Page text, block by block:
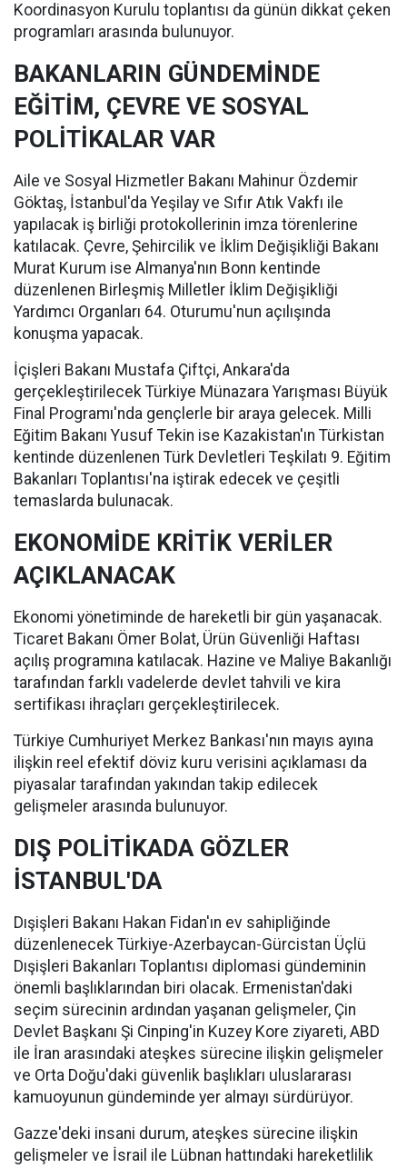
Koordinasyon Kurulu toplantısı da günün dikkat çeken
programları arasında bulunuyor.
BAKANLARIN GÜNDEMİNDE
EĞİTİM, ÇEVRE VE SOSYAL
POLİTİKALAR VAR
Aile ve Sosyal Hizmetler Bakanı Mahinur Özdemir
Göktaş, İstanbul'da Yeşilay ve Sıfır Atık Vakfı ile
yapılacak iş birliği protokollerinin imza törenlerine
katılacak. Çevre, Şehircilik ve İklim Değişikliği Bakanı
Murat Kurum ise Almanya'nın Bonn kentinde
düzenlenen Birleşmiş Milletler İklim Değişikliği
Yardımcı Organları 64. Oturumu'nun açılışında
konuşma yapacak.
İçişleri Bakanı Mustafa Çiftçi, Ankara'da
gerçekleştirilecek Türkiye Münazara Yarışması Büyük
Final Programı'nda gençlerle bir araya gelecek. Milli
Eğitim Bakanı Yusuf Tekin ise Kazakistan'ın Türkistan
kentinde düzenlenen Türk Devletleri Teşkilatı 9. Eğitim
Bakanları Toplantısı'na iştirak edecek ve çeşitli
temaslarda bulunacak.
EKONOMİDE KRİTİK VERİLER
AÇIKLANACAK
Ekonomi yönetiminde de hareketli bir gün yaşanacak.
Ticaret Bakanı Ömer Bolat, Ürün Güvenliği Haftası
açılış programına katılacak. Hazine ve Maliye Bakanlığı
tarafından farklı vadelerde devlet tahvili ve kira
sertifikası ihraçları gerçekleştirilecek.
Türkiye Cumhuriyet Merkez Bankası'nın mayıs ayına
ilişkin reel efektif döviz kuru verisini açıklaması da
piyasalar tarafından yakından takip edilecek
gelişmeler arasında bulunuyor.
DIŞ POLİTİKADA GÖZLER
İSTANBUL'DA
Dışişleri Bakanı Hakan Fidan'ın ev sahipliğinde
düzenlenecek Türkiye-Azerbaycan-Gürcistan Üçlü
Dışişleri Bakanları Toplantısı diplomasi gündeminin
önemli başlıklarından biri olacak. Ermenistan'daki
seçim sürecinin ardından yaşanan gelişmeler, Çin
Devlet Başkanı Şi Cinping'in Kuzey Kore ziyareti, ABD
ile İran arasındaki ateşkes sürecine ilişkin gelişmeler
ve Orta Doğu'daki güvenlik başlıkları uluslararası
kamuoyunun gündeminde yer almayı sürdürüyor.
Gazze'deki insani durum, ateşkes sürecine ilişkin
gelişmeler ve İsrail ile Lübnan hattındaki hareketlilik